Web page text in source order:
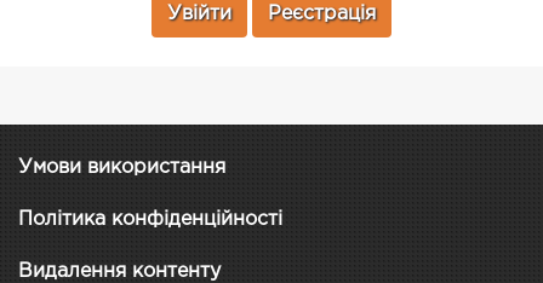
Увійти Реєстрація
Умови використання
Політика конфіденційності
Видалення контенту